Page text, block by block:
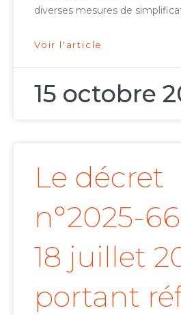
diverses mesures de
Voir l'article
15 octobre
Le décret
n°2025-
18 juillet
portant